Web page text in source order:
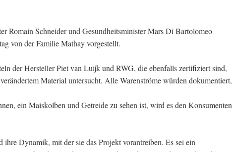
Romain Schneider und Gesundheitsminister Mars Di Bartolomeo
von der Familie Mathay vorgestellt.
der Hersteller Piet van Luijk und RWG, die ebenfalls zertifiziert sind,
Material untersucht. Alle Warenströme würden dokumentiert,
ein Maiskolben und Getreide zu sehen ist, wird es den Konsumenten
Dynamik, mit der sie das Projekt vorantreiben. Es sei ein